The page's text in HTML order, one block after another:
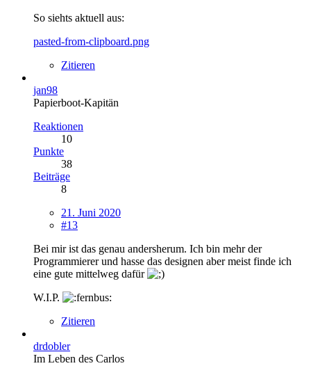
So siehts aktuell aus:
pasted-from-clipboard.png
Zitieren
jan98
Papierboot-Kapitän
Reaktionen
10
Punkte
38
Beiträge
8
21. Juni 2020
#13
Bei mir ist das genau andersherum. Ich bin mehr der
Programmierer und hasse das designen aber meist finde ich
eine gute mittelweg dafür
W.I.P.
Zitieren
drdobler
Im Leben des Carlos